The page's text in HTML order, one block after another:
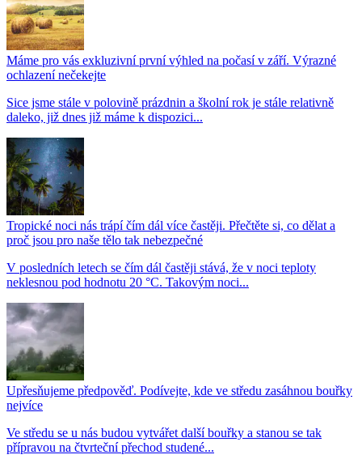
Máme pro vás exkluzivní první výhled na počasí v září. Výrazné
ochlazení nečekejte
Sice jsme stále v polovině prázdnin a školní rok je stále relativně
daleko, již dnes již máme k dispozici...
Tropické noci nás trápí čím dál více častěji. Přečtěte si, co dělat a
proč jsou pro naše tělo tak nebezpečné
V posledních letech se čím dál častěji stává, že v noci teploty
neklesnou pod hodnotu 20 °C. Takovým noci...
Upřesňujeme předpověď. Podívejte, kde ve středu zasáhnou bouřky
nejvíce
Ve středu se u nás budou vytvářet další bouřky a stanou se tak
přípravou na čtvrteční přechod studené...